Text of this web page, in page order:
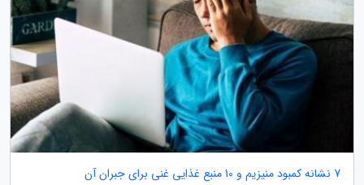
7 نشانه کمبود منیزیم و 10 منبع غذایی غنی برای جبران آن